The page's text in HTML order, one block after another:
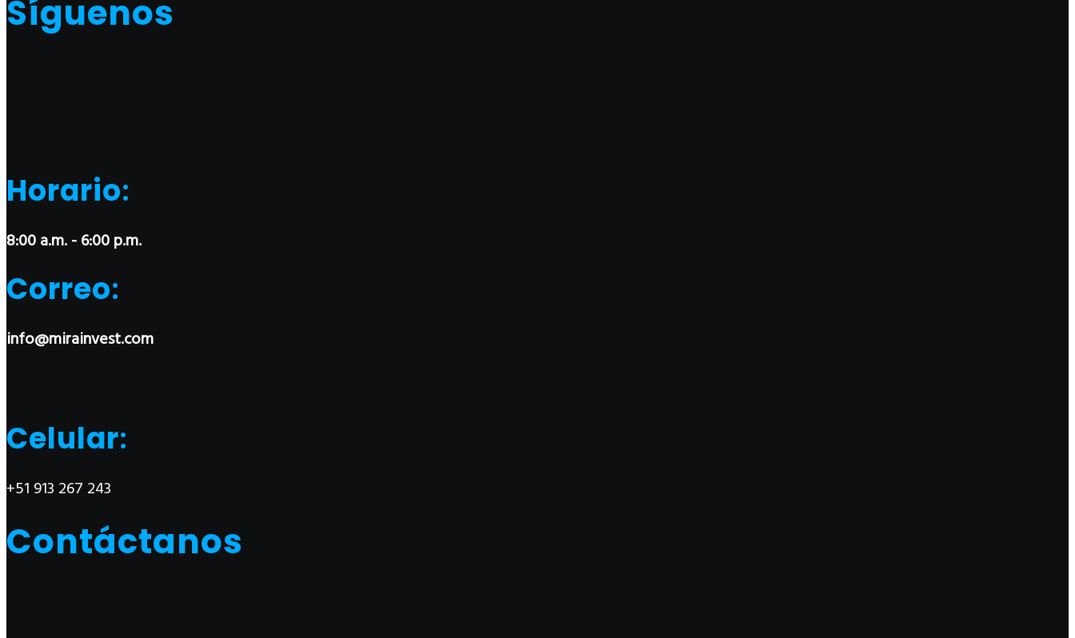
Síguenos
Horario:
8:00 a.m. - 6:00 p.m.
Correo:
info@mirainvest.com
Celular:
+51 913 267 243
Contáctanos